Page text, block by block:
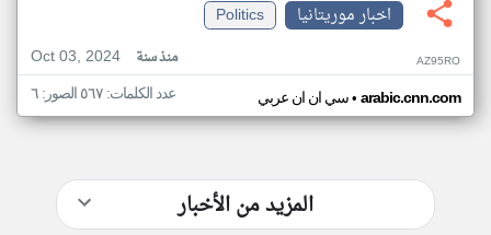
اخبار موريتانيا
Politics
Oct 03, 2024
منذ سنة AZ95RO
سي ان ان عربي• arabic.cnn.com عدد الكلمات: ٥٦٧ الصور: ٦
المزيد من الأخبار